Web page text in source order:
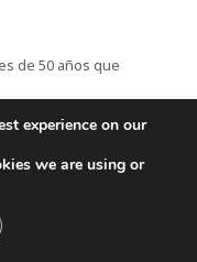
de 50 años que
con entradas que
que sí favorecen
experience on our
we are using or